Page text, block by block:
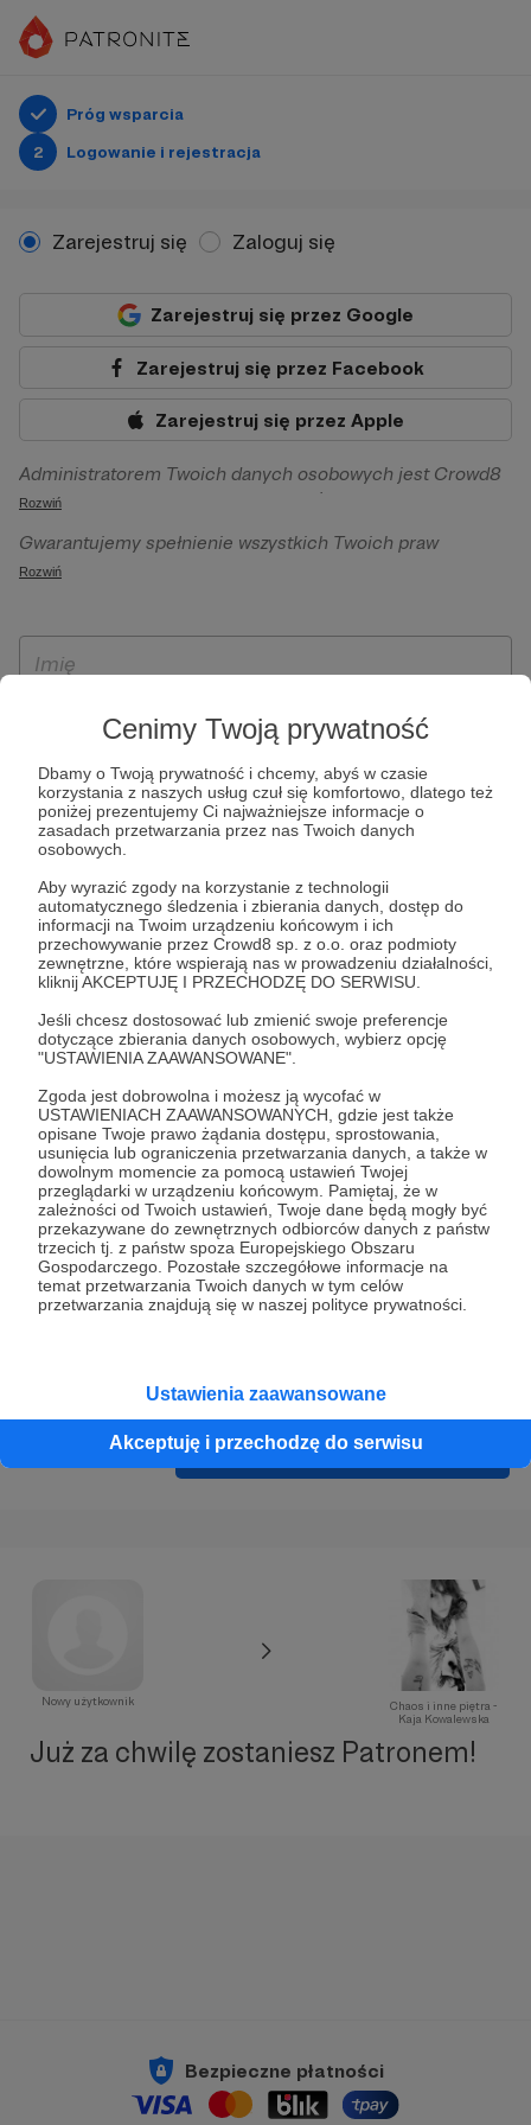
Cenimy Twoją prywatność
Dbamy o Twoją prywatność i chcemy, abyś w czasie
korzystania z naszych usług czuł się komfortowo, dlatego też
poniżej prezentujemy Ci najważniejsze informacje o
zasadach przetwarzania przez nas Twoich danych
osobowych.
Aby wyrazić zgody na korzystanie z technologii
automatycznego śledzenia i zbierania danych, dostęp do
informacji na Twoim urządzeniu końcowym i ich
przechowywanie przez Crowd8 sp. z o.o. oraz podmioty
zewnętrzne, które wspierają nas w prowadzeniu działalności,
kliknij AKCEPTUJĘ I PRZECHODZĘ DO SERWISU.
Jeśli chcesz dostosować lub zmienić swoje preferencje
dotyczące zbierania danych osobowych, wybierz opcję
"USTAWIENIA ZAAWANSOWANE".
Zgoda jest dobrowolna i możesz ją wycofać w
USTAWIENIACH ZAAWANSOWANYCH, gdzie jest także
opisane Twoje prawo żądania dostępu, sprostowania,
usunięcia lub ograniczenia przetwarzania danych, a także w
dowolnym momencie za pomocą ustawień Twojej
przeglądarki w urządzeniu końcowym. Pamiętaj, że w
zależności od Twoich ustawień, Twoje dane będą mogły być
przekazywane do zewnętrznych odbiorców danych z państw
trzecich tj. z państw spoza Europejskiego Obszaru
Gospodarczego. Pozostałe szczegółowe informacje na
temat przetwarzania Twoich danych w tym celów
przetwarzania znajdują się w naszej polityce prywatności.
Ustawienia zaawansowane
Akceptuję i przechodzę do serwisu
Próg wsparcia
2
Logowanie i rejestracja
Zarejestruj się Zaloguj się
Zarejestruj się przez Google
Zarejestruj się przez Facebook
Zarejestruj się przez Apple
Administratorem Twoich danych osobowych jest Crowd8
sp. z o.o. z siedziba w Warszawie, ul. Żwirki i Wigury 16, 02-
092 Warszawa. Twoje dane osobowe będą przetwarzane w
szczególności w celu wykonania umowy zawartej z Tobą, w
Patronite.pl, w tym możliwości dokonywania oraz
otrzymywania wsparcia na naszej platformie oraz
Rozwiń
Gwarantujemy spełnienie wszystkich Twoich praw
wynikających z ogólnego rozporządzenia o ochronie
ich przenoszenia, niepodlegania zautomatyzowanemu
wyrażenia sprzeciwu wobec przetwarzania Twoich danych
osobowych. Rejestracja dla osób niepełnoletnich możliwa
jest po przekazaniu podpisanego formularza "Zgodna na
założenie konta przez osobę niepełnoletnią", formularz
dostępny jest na stronie regulaminu Patronite.pl.
Rozwiń
* Zapoznałem się i akceptujęRegulaminserwisu oraz
Prywatności.
* Wyrażam zgodę na przetwarzanie moich danych
osobowych podanych w formularzu rejestracyjnym w celu
prawidłowego świadczenia usług serwisu Patronite.
Wyrażam zgodę na otrzymywanie drogą elektroniczną
informacji handlowych - newslettera. Opcja ta może zostać
zmieniona w ustawieniach konta.
Cofnij Zarejestruj się i przejdź dalej
Nowy użytkownik
Chaos i inne piętra -
Kaja Kowalewska
Już za chwilę zostaniesz Patronem!
Bezpieczne płatności